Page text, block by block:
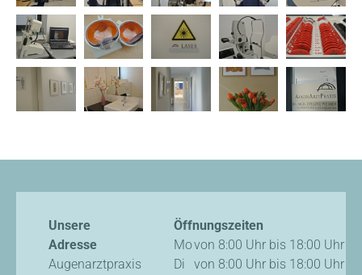
Unsere
Adresse
Augenarztpraxis
Öffnungszeiten
Movon 8:00 Uhr bis 18:00 Uhr
Di
von 8:00 Uhr bis 18:00 Uhr